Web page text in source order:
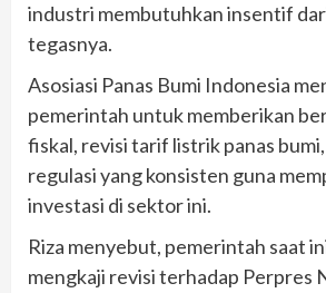
industri membutuhkan insentif
tegasnya.
Asosiasi Panas Bumi Indonesia
pemerintah untuk memberikan
fiskal, revisi tarif listrik panas
regulasi yang konsisten guna
investasi di sektor ini.
Riza menyebut, pemerintah saat
mengkaji revisi terhadap Perpres